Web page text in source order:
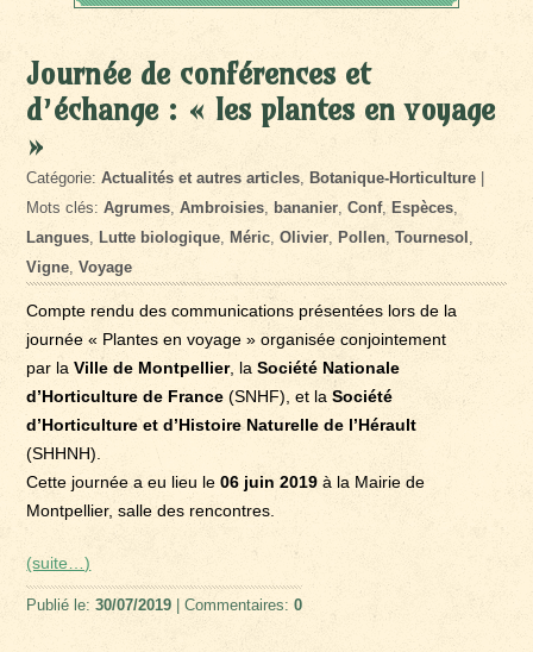
Journée de conférences et
d’échange : « les plantes en voyage
»
Catégorie:Actualités et autres articles, Botanique-Horticulture
Mots clés:Agrumes,Ambroisies, bananier,Conf, Espèces,
Langues, Lutte biologique, Méric,Olivier, Pollen,Tournesol ,
Vigne,Voyage
Compte rendu des communications présentées lors de la
journée « Plantes en voyage » organisée conjointement
par laVille de Montpellier, laSociété Nationale
d’Horticulture de France(SNHF), et laSociété
d’Horticulture et d’Histoire Naturelle de l’Hérault
(SHHNH).
Cette journée a eu lieu le 06 juin 2019à la Mairie de
Montpellier, salle des rencontres.
(suite…)
Publié le:30/07/2019 | Commentaires:0